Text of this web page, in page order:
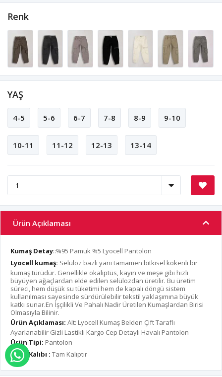
Renk
YAŞ
4-5 5-6 6-7 7-8 8-9 9-10
10-11 11-12 12-13 13-14
Ürün Açıklaması
Kumaş Detay::%95 Pamuk %5 Lyocell Pantolon
Lyocell kumaş: Selüloz bazlı yani tamamen bitkisel kökenli bir
kumaş türüdür. Genellikle okaliptüs, kayın ve meşe gibi hızlı
büyüyen ağaçlardan elde edilen selülozdan üretilir. Bu üretim
süreci, hem düşük su tüketimi hem de kapalı döngü sistem
kullanılması sayesinde sürdürülebilir tekstil yaklaşımına büyük
katkı sunar.En İşçilikli Ve Pahalı Nadir Üretilen Kumaşlardan Birisi
Olmasıyla Bilinir.
Ürün Açıklaması: Alt: Lyocell Kumaş Belden Çift Taraflı
Ayarlanabilir Gizli Lastikli Kargo Cep Detaylı Havalı Pantolon
Ürün Tipi: Pantolon
Ürün Kalıbı : Tam Kalıptır
WHATSAPP İLE SİPARİŞ VER